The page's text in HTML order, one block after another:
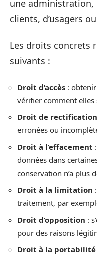
une administration,
clients, d’usagers
Les droits concrets
suivants :
Droit d’accès :
vérifier comment elles
Droit de rectification
erronées ou
Droit à l’effacement
données dans
conservation n’a plus
Droit à la limitation
traitement, par
Droit d’opposition :
pour des raisons
Droit à la portabilité